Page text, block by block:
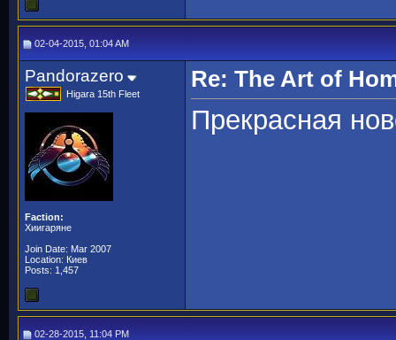
02-04-2015, 01:04 AM
Pandorazero
Higara 15th Fleet
Faction:
Хиигаряне
Join Date: Mar 2007
Location: Киев
Posts: 1,457
Re: The Art of
Прекрасная
02-28-2015, 11:04 PM